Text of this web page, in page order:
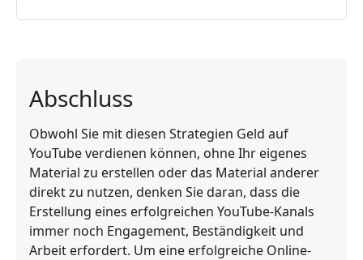
Abschluss
Obwohl Sie mit diesen Strategien Geld auf
YouTube verdienen können, ohne Ihr eigenes
Material zu erstellen oder das Material anderer
direkt zu nutzen, denken Sie daran, dass die
Erstellung eines erfolgreichen YouTube-Kanals
immer noch Engagement, Beständigkeit und
Arbeit erfordert. Um eine erfolgreiche Online-